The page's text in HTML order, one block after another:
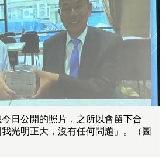
日公開的照片，之所以會留下合
光明正大，沒有任何問題」。（圖